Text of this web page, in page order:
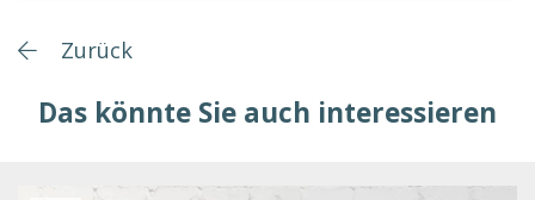
Zurück
Das könnte Sie auch interessieren